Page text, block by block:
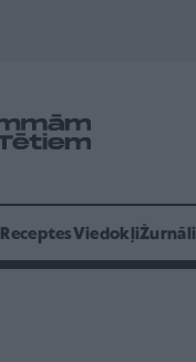
ReceptesViedokļiŽurnāli